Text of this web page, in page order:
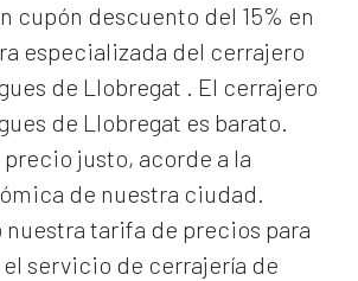
cupón descuento del 15% en
especializada del cerrajero
de Llobregat . El cerrajero
de Llobregat es barato.
precio justo, acorde a la
de nuestra ciudad.
nuestra tarifa de precios para
servicio de cerrajería de